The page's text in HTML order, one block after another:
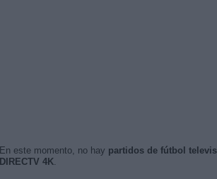
En este momento, no hay partidos de fútbol
DIRECTV 4K.